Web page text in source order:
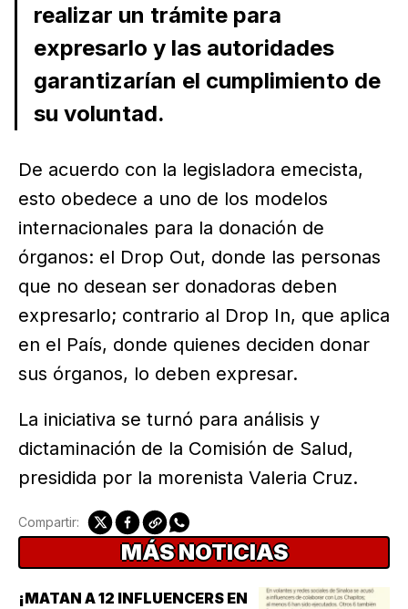
realizar un trámite para
expresarlo y las autoridades
garantizarían el cumplimiento de
su voluntad.
De acuerdo con la legisladora emecista,
esto obedece a uno de los modelos
internacionales para la donación de
órganos: el Drop Out, donde las personas
que no desean ser donadoras deben
expresarlo; contrario al Drop In, que aplica
en el País, donde quienes deciden donar
sus órganos, lo deben expresar.
La iniciativa se turnó para análisis y
dictaminación de la Comisión de Salud,
presidida por la morenista Valeria Cruz.
Compartir:
MÁS NOTICIAS
¡MATAN A 12 INFLUENCERS EN